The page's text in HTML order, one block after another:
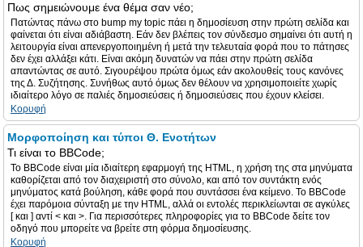
Πως σημειώνουμε ένα θέμα σαν νέο;
Πατώντας πάνω στο bump my topic πάει η δημοσίευση στην πρώτη σελίδα και
φαίνεται ότι είναι αδιάβαστη. Εάν δεν βλέπεις τον σύνδεσμο σημαίνει ότι αυτή η
λειτουργία είναι απενεργοποιημένη ή μετά την τελευταία φορά που το πάτησες
δεν έχει αλλάξει κάτι. Είναι ακόμη δυνατών να πάει στην πρώτη σελίδα
απαντώντας σε αυτό. Σιγουρέψου πρώτα όμως εάν ακολουθείς τους κανόνες
της Δ. Συζήτησης. Συνήθως αυτό όμως δεν θέλουν να χρησιμοποιείτε χωρίς
ιδιαίτερο λόγο σε παλιές δημοσιεύσεις ή δημοσιεύσεις που έχουν κλείσει.
Κορυφή
Μορφοποίηση και τύποι Θ. Ενοτήτων
Τι είναι το BBCode;
Το BBCode είναι μία ιδιαίτερη εφαρμογή της HTML, η χρήση της στα μηνύματα
καθορίζεται από τον διαχειριστή στο σύνολο, και από τον συντάκτη ενός
μηνύματος κατά βούληση, κάθε φορά που συντάσσει ένα κείμενο. Το BBCode
έχει παρόμοια σύνταξη με την HTML, αλλά οι εντολές περικλείωνται σε αγκύλες
[ και ] αντί < και >. Για περισσότερες πληροφορίες για το BBCode δείτε τον
οδηγό που μπορείτε να βρείτε στη φόρμα δημοσίευσης.
Κορυφή